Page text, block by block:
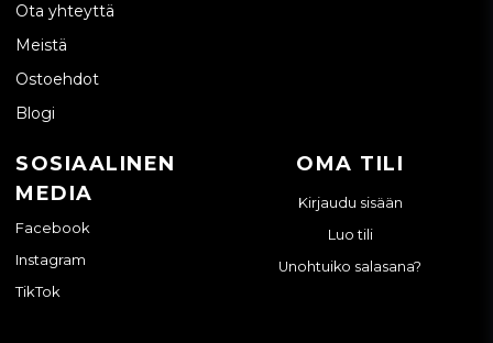
Ota yhteyttä
Meistä
Ostoehdot
Blogi
SOSIAALINEN
MEDIA
Facebook
Instagram
TikTok
OMA TILI
Kirjaudu sisään
Luo tili
Unohtuiko salasana?